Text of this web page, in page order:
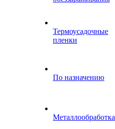
Термоусадочные
пленки
По назначению
Металлообработка